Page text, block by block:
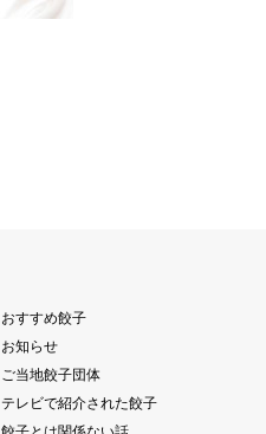
おすすめ餃子
お知らせ
ご当地餃子団体
テレビで紹介された餃子